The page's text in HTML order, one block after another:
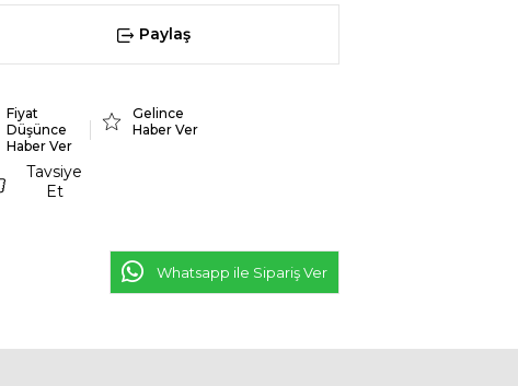
Paylaş
Fiyat
Düşünce
Haber Ver
Gelince
Haber Ver
Tavsiye
Et
Whatsapp ile Sipariş Ver